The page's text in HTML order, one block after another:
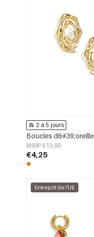
2 à 5 jours
MSRP €13,99
€4,25
Entrepôt de l'UE